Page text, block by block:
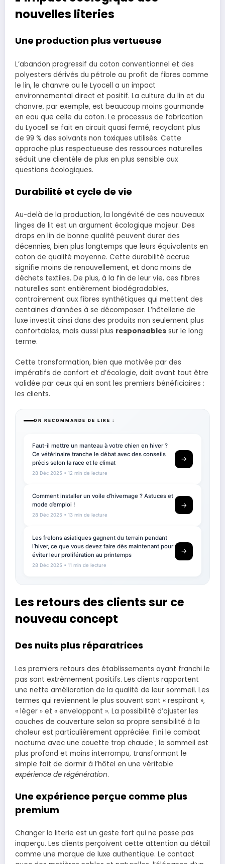
nouvelles literies
Une production plus vertueuse
L’abandon progressif du coton conventionnel et des
polyesters dérivés du pétrole au profit de fibres comme
le lin, le chanvre ou le Lyocell a un impact
environnemental direct et positif. La culture du lin et du
chanvre, par exemple, est beaucoup moins gourmande
en eau que celle du coton. Le processus de fabrication
du Lyocell se fait en circuit quasi fermé, recyclant plus
de 99 % des solvants non toxiques utilisés. Cette
approche plus respectueuse des ressources naturelles
séduit une clientèle de plus en plus sensible aux
questions écologiques.
Durabilité et cycle de vie
Au-delà de la production, la longévité de ces nouveaux
linges de lit est un argument écologique majeur. Des
draps en lin de bonne qualité peuvent durer des
décennies, bien plus longtemps que leurs équivalents en
coton de qualité moyenne. Cette durabilité accrue
signifie moins de renouvellement, et donc moins de
déchets textiles. De plus, à la fin de leur vie, ces fibres
naturelles sont entièrement biodégradables,
contrairement aux fibres synthétiques qui mettent des
centaines d’années à se décomposer. L’hôtellerie de
luxe investit ainsi dans des produits non seulement plus
confortables, mais aussi plus responsables sur le long
terme.
Cette transformation, bien que motivée par des
impératifs de confort et d’écologie, doit avant tout être
validée par ceux qui en sont les premiers bénéficiaires :
les clients.
ON RECOMMANDE DE LIRE :
Faut-il mettre un manteau à votre chien en hiver ?
Ce vétérinaire tranche le débat avec des conseils
précis selon la race et le climat
28 Déc 2025 • 12 min de lecture
→
Comment installer un voile d’hivernage ? Astuces et
mode d’emploi !
28 Déc 2025 • 13 min de lecture
→
Les frelons asiatiques gagnent du terrain pendant
l’hiver, ce que vous devez faire dès maintenant pour
éviter leur prolifération au printemps
28 Déc 2025 • 11 min de lecture
→
Les retours des clients sur ce
nouveau concept
Des nuits plus réparatrices
Les premiers retours des établissements ayant franchi le
pas sont extrêmement positifs. Les clients rapportent
une nette amélioration de la qualité de leur sommeil. Les
termes qui reviennent le plus souvent sont « respirant »,
« léger » et « enveloppant ». La possibilité d’ajuster les
couches de couverture selon sa propre sensibilité à la
chaleur est particulièrement appréciée. Fini le combat
nocturne avec une couette trop chaude ; le sommeil est
plus profond et moins interrompu, transformant le
simple fait de dormir à l’hôtel en une véritable
expérience de régénération.
Une expérience perçue comme plus
premium
Changer la literie est un geste fort qui ne passe pas
inaperçu. Les clients perçoivent cette attention au détail
comme une marque de luxe authentique. Le contact